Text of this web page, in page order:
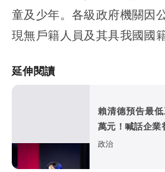
童及少年。各級政府機關因
現無戶籍人員及其具我國國
延伸閱讀
賴清德預告最
萬元！喊話企業
政治